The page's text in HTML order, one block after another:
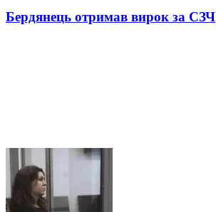
Бердянець отримав вирок за СЗЧ